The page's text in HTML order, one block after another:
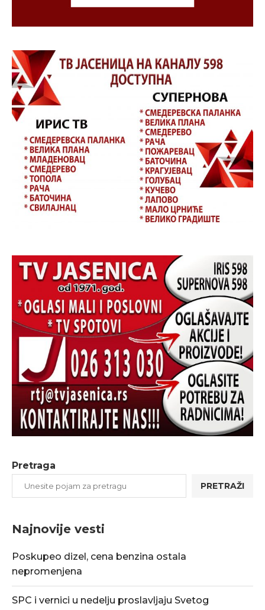
Pretraga
PRETRAŽI
Najnovije vesti
Poskupeo dizel, cena benzina ostala
nepromenjena
SPC i vernici u nedelju proslavljaju Svetog